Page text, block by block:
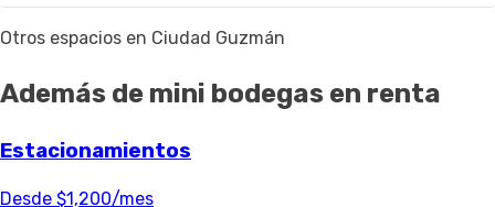
Otros espacios en Ciudad Guzmán
Además de mini bodegas en renta
Estacionamientos
Desde $1,200/mes